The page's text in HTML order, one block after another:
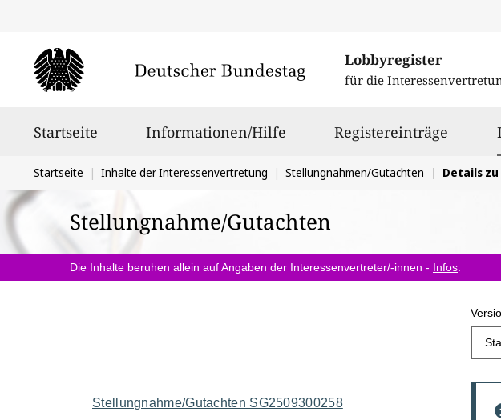
Lobbyregister
für die
Startseite Informationen/Hilfe Registereinträge
Sie
befinden
sich
hier:
Startseite Inhalte der Interessenvertretung Stellungnahmen/Gutachten Details zu
Stellungnahme/Gutachten
Die Inhalte beruhen allein auf Angaben der Interessenvertreter/-innen - Infos
Navigation
Stellungnahme/Gutachten SG2509300258